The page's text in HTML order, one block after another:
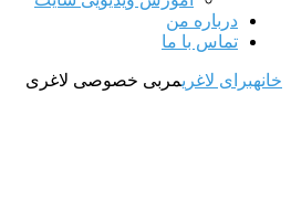
درباره من
تماس با ما
خانهبرای لاغریمربی خصوصی لاغری